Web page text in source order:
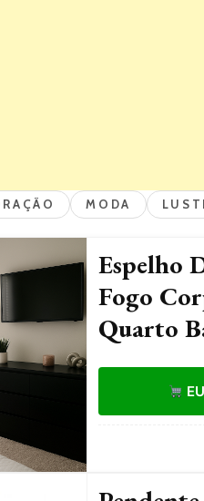
MODA
Espelho
Fogo
Quarto